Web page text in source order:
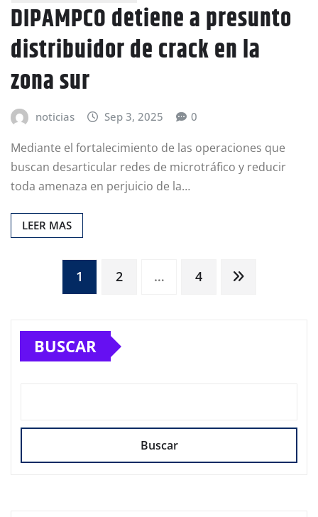
DIPAMPCO detiene a presunto
distribuidor de crack en la
zona sur
noticias Sep 3, 2025 0
Mediante el fortalecimiento de las operaciones que
buscan desarticular redes de microtráfico y reducir
toda amenaza en perjuicio de la…
LEER MAS
Paginación
de
entradas
1 2 … 4
BUSCAR
Buscar